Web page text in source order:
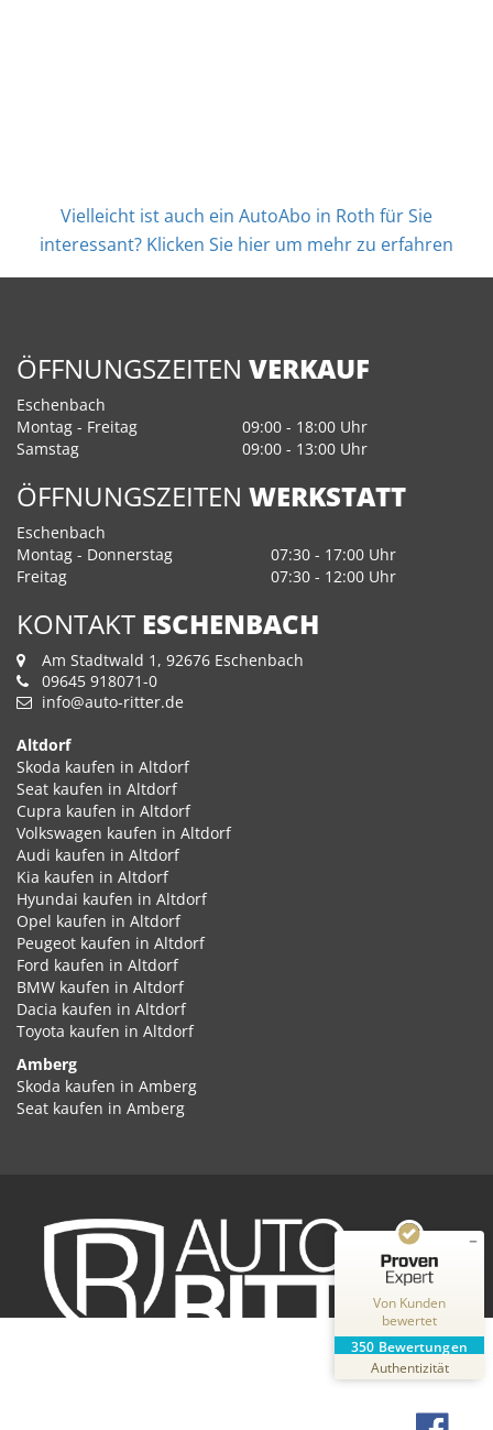
Vielleicht ist auch ein AutoAbo in Roth für Sie
interessant? Klicken Sie hier um mehr zu erfahren
ÖFFNUNGSZEITEN VERKAUF
Eschenbach
Montag - Freitag
09:00 - 18:00 Uhr
Samstag
09:00 - 13:00 Uhr
ÖFFNUNGSZEITEN WERKSTATT
Eschenbach
Montag - Donnerstag
07:30 - 17:00 Uhr
Freitag
07:30 - 12:00 Uhr
KONTAKT ESCHENBACH
Am Stadtwald 1, 92676 Eschenbach
09645 918071-0
info@auto-ritter.de
Altdorf
Skoda kaufen in Altdorf
Seat kaufen in Altdorf
Cupra kaufen in Altdorf
Volkswagen kaufen in Altdorf
Audi kaufen in Altdorf
Kia kaufen in Altdorf
Hyundai kaufen in Altdorf
Opel kaufen in Altdorf
Peugeot kaufen in Altdorf
Ford kaufen in Altdorf
BMW kaufen in Altdorf
Dacia kaufen in Altdorf
Toyota kaufen in Altdorf
Amberg
Skoda kaufen in Amberg
Seat kaufen in Amberg
Hyundai kaufen in Amberg
Opel kaufen in Amberg
Peugeot kaufen in Amberg
Ford kaufen in Amberg
BMW kaufen in Amberg
Von Kunden
bewertet
350 Bewertungen
Authentizität
2
Bewertungen auf
ProvenExpert.com
Bewertungen von
2 anderen Quellen
Blick aufs ProvenExpert-Profil werfen
31.07.2026